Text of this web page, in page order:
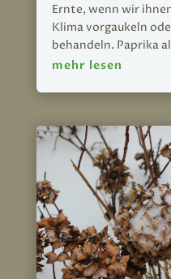
Ernte, wenn wir
Klima vorgaukeln
behandeln. Paprika
mehr lesen